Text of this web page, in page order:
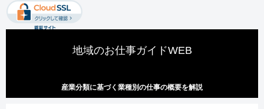
地域のお仕事ガイドWEB
産業分類に基づく業種別の仕事の概要を解説